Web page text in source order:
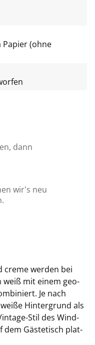
dann
wir’s neu
(ohne
creme wer­den bei
weiß mit einem geo­
Je nach
Hin­ter­grund als
​Stil des Wind­
dem Gä­ste­tisch plat­